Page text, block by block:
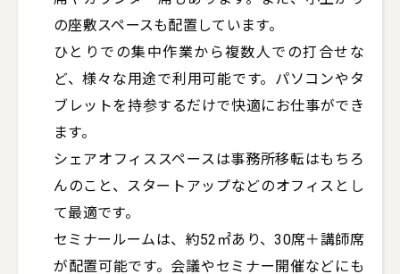
の座敷スペースも配置しています。
ひとりでの集中作業から複数人での打合せな
ど、様々な用途で利用可能です。パソコンやタ
ブレットを持参するだけで快適にお仕事ができ
ます。
シェアオフィススペースは事務所移転はもちろ
んのこと、スタートアップなどのオフィスとし
て最適です。
セミナールームは、約52㎡あり、30席＋講師席
が配置可能です。会議やセミナー開催などにも